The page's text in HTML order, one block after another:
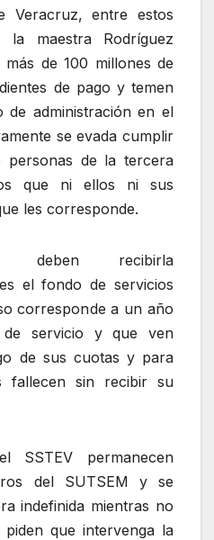
entre estos
la maestra Rodríguez
de 100 millones de
de pago y temen
de administración en el
se evada cumplir
de la tercera
que ni ellos ni sus
les corresponde.
deben recibirla
el fondo de servicios
corresponde a un año
servicio y que ven
de sus cuotas y para
fallecen sin recibir su
SSTEV permanecen
del SUTSEM y se
indefinida mientras no
que intervenga la